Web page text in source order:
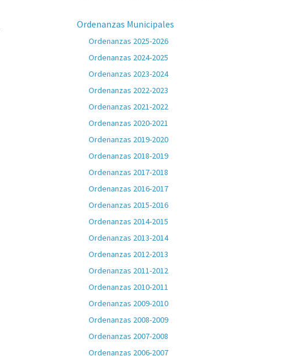
Ordenanzas Municipales
Ordenanzas 2025-2026
Ordenanzas 2024-2025
Ordenanzas 2023-2024
Ordenanzas 2022-2023
Ordenanzas 2021-2022
Ordenanzas 2020-2021
Ordenanzas 2019-2020
Ordenanzas 2018-2019
Ordenanzas 2017-2018
Ordenanzas 2016-2017
Ordenanzas 2015-2016
Ordenanzas 2014-2015
Ordenanzas 2013-2014
Ordenanzas 2012-2013
Ordenanzas 2011-2012
Ordenanzas 2010-2011
Ordenanzas 2009-2010
Ordenanzas 2008-2009
Ordenanzas 2007-2008
Ordenanzas 2006-2007